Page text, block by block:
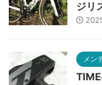
ジリ
メン